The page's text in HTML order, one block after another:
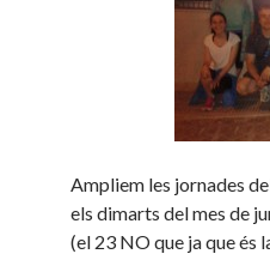
Ampliem les jornades
els dimarts del mes de
(el 23 NO que ja que és